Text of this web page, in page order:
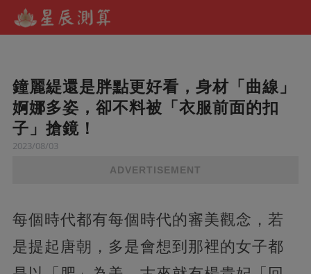
鐘麗緹還是胖點更好看，身材「曲線」
婀娜多姿，卻不料被「衣服前面的扣
子」搶鏡！
2023/08/03
ADVERTISEMENT
每個時代都有每個時代的審美觀念，若
是提起唐朝，多是會想到那裡的女子都